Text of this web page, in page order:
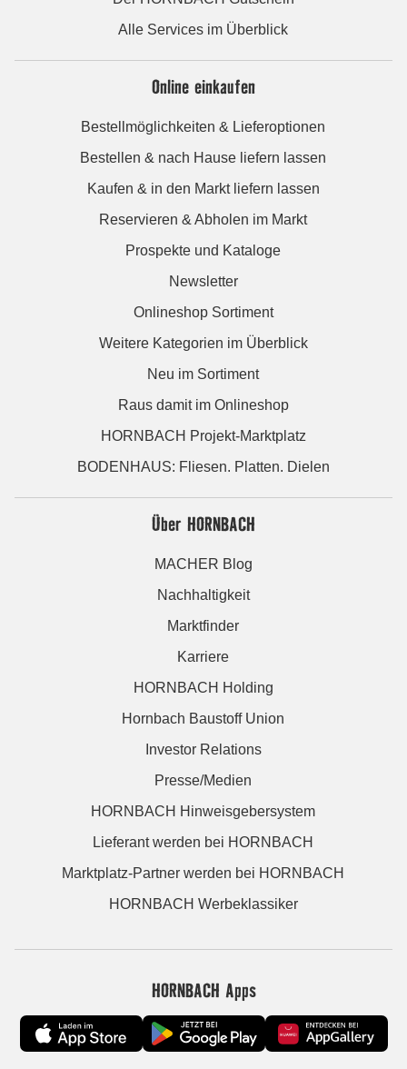
Alle Services im Überblick
Online einkaufen
Bestellmöglichkeiten & Lieferoptionen
Bestellen & nach Hause liefern lassen
Kaufen & in den Markt liefern lassen
Reservieren & Abholen im Markt
Prospekte und Kataloge
Newsletter
Onlineshop Sortiment
Weitere Kategorien im Überblick
Neu im Sortiment
Raus damit im Onlineshop
HORNBACH Projekt-Marktplatz
BODENHAUS: Fliesen. Platten. Dielen
Über HORNBACH
MACHER Blog
Nachhaltigkeit
Marktfinder
Karriere
HORNBACH Holding
Hornbach Baustoff Union
Investor Relations
Presse/Medien
HORNBACH Hinweisgebersystem
Lieferant werden bei HORNBACH
Marktplatz-Partner werden bei HORNBACH
HORNBACH Werbeklassiker
HORNBACH Apps